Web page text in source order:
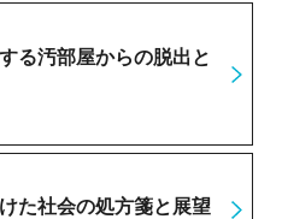
る汚部屋からの脱出と
た社会の処方箋と展望